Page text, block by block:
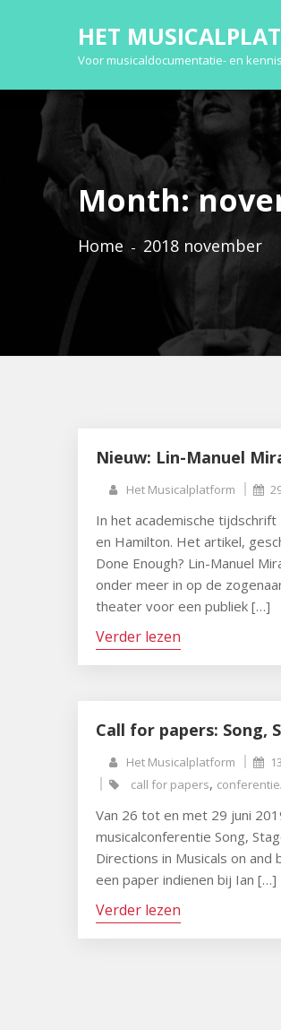
HET
Voor musicaldocumentatie- en
Month:
Home 2018 november
Nieuw: Lin-Manuel
Het Musicalplatform
In het academische
en Hamilton. Het artikel,
Done Enough? Lin-Manuel
onder meer in op de
theater voor een publiek […]
Verder lezen
Call for papers: Song,
Het Musicalplatform
call for papers,
Van 26 tot en met 29 juni
musicalconferentie Song,
Directions in Musicals on
een paper indienen bij Ian […]
Verder lezen